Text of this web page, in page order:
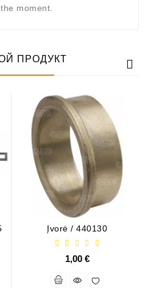
moment.
ПРОДУКТ
Įvorė / 440130
1,00 €